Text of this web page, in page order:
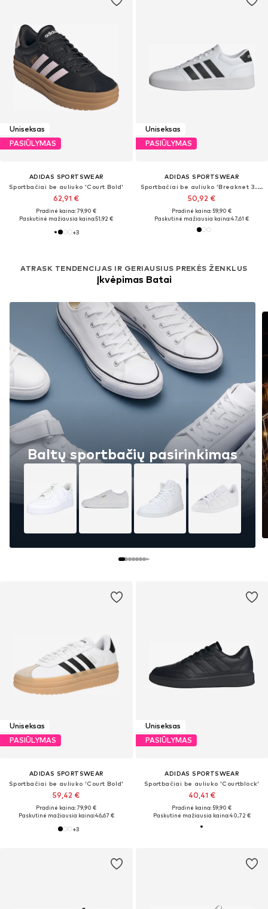
Uniseksas
PASIŪLYMAS
ADIDAS SPORTSWEAR
Sportbačiai be auliuko 'Court Bold'
62,91 €
Pradinė kaina: 79,90 €
Paskutinė mažiausia kaina:51,92 €
+3
Uniseksas
PASIŪLYMAS
ADIDAS SPORTSWEAR
Sportbačiai be auliuko 'Breaknet 3.0'
50,92 €
Pradinė kaina: 59,90 €
Paskutinė mažiausia kaina:47,61 €
ATRASK TENDENCIJAS IR GERIAUSIUS PREKĖS ŽENKLUS
Įkvėpimas Batai
Baltų sportbačių pasirinkimas
Uniseksas
PASIŪLYMAS
ADIDAS SPORTSWEAR
Sportbačiai be auliuko 'Court Bold'
59,42 €
Pradinė kaina: 79,90 €
Paskutinė mažiausia kaina:46,67 €
+3
Uniseksas
PASIŪLYMAS
ADIDAS SPORTSWEAR
Sportbačiai be auliuko 'Courtblock'
40,41 €
Pradinė kaina: 59,90 €
Paskutinė mažiausia kaina:40,72 €